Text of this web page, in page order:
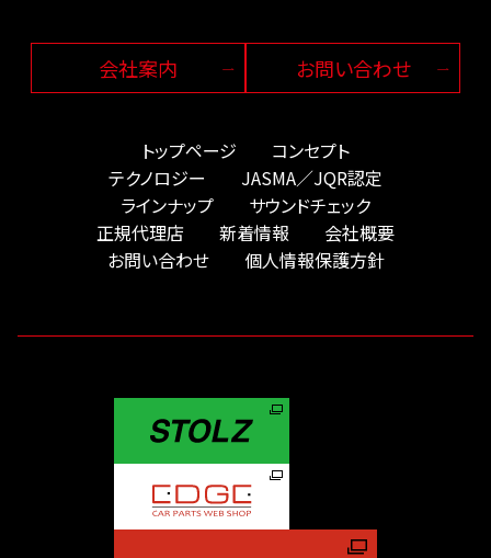
会社案内 お問い合わせ
トップページ
コンセプト
テクノロジー
JASMA／JQR認定
ラインナップ
サウンドチェック
正規代理店
新着情報
会社概要
お問い合わせ
個人情報保護方針